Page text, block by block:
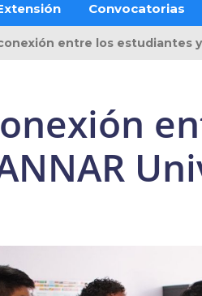
Convocatorias
entre los estudiantes